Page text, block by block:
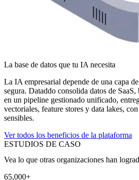
La base de datos que tu IA necesita
La IA empresarial depende de una capa
segura. Dataddo consolida datos de
en un pipeline gestionado unificado,
vectoriales, feature stores y data lakes,
sensibles.
Ver todos los beneficios de la plataforma
ESTUDIOS DE CASO
Vea lo que otras organizaciones han
65,000+